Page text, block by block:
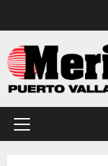
contenido
Menú